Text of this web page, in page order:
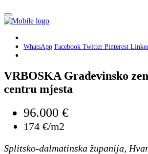
WhatsApp Facebook Twitter Pinterest
VRBOSKA Građevinsko
centru mjesta
96.000 €
174 €/m2
Splitsko-dalmatinska županija,